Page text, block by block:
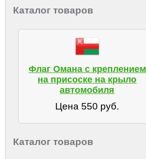
Каталог товаров
Флаг Омана с креплением
на присоске на крыло
автомобиля
Цена 550 руб.
Каталог товаров